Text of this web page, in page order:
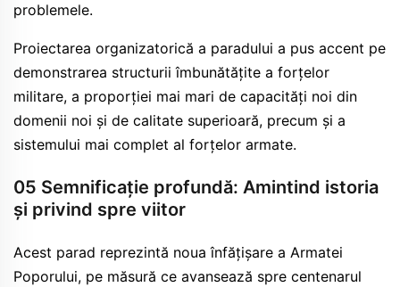
problemele.
Proiectarea organizatorică a paradului a pus accent pe
demonstrarea structurii îmbunătățite a forțelor
militare, a proporției mai mari de capacități noi din
domenii noi și de calitate superioară, precum și a
sistemului mai complet al forțelor armate.
05 Semnificație profundă: Amintind istoria
și privind spre viitor
Acest parad reprezintă noua înfățișare a Armatei
Poporului, pe măsură ce avansează spre centenarul